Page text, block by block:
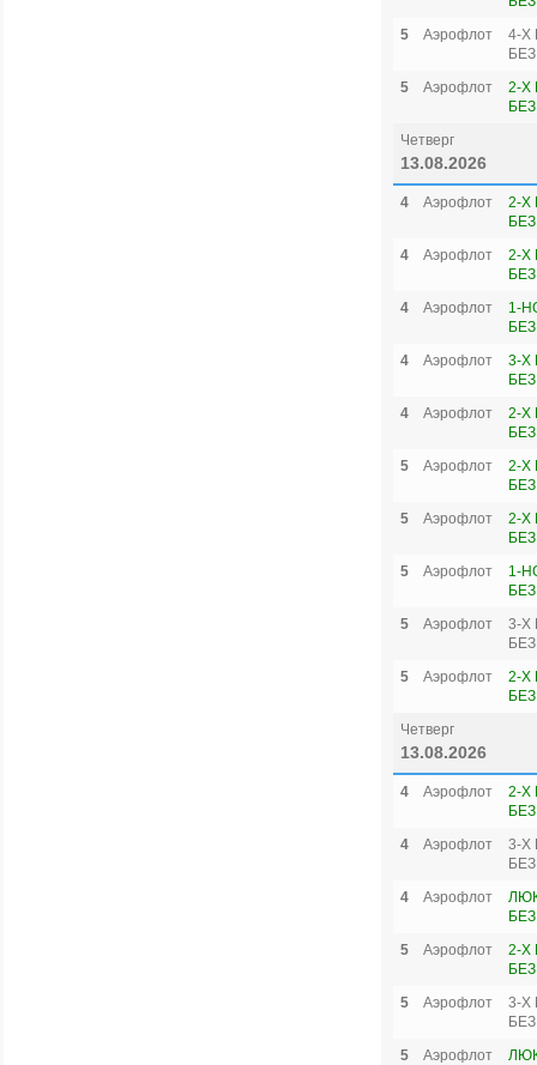
5
Аэрофлот
4-Х
5
Аэрофлот
2-Х
Четверг
13.08.2026
4 Аэрофлот
2-Х
4
Аэрофлот
2-Х
4
Аэрофлот
1-
4
Аэрофлот
3-Х
4
Аэрофлот
2-Х
5
Аэрофлот
2-Х
5
Аэрофлот
2-Х
5
Аэрофлот
1-
5
Аэрофлот
3-Х
5
Аэрофлот
2-Х
Четверг
13.08.2026
4 Аэрофлот
2-Х
4
Аэрофлот
3-Х
4
Аэрофлот
5
Аэрофлот
2-Х
5
Аэрофлот
3-Х
5
Аэрофлот